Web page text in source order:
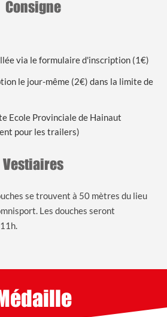
Consigne
via le formulaire d'inscription (1€)
le jour-même (2€) dans la limite de
Ecole Provinciale de Hainaut
pour les trailers)
Vestiaires
se trouvent à 50 mètres du lieu
Les douches seront
Médaille